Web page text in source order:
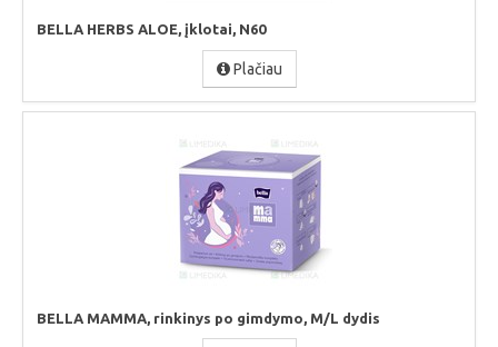
BELLA HERBS ALOE, įklotai, N60
Plačiau
BELLA MAMMA, rinkinys po gimdymo, M/L dydis